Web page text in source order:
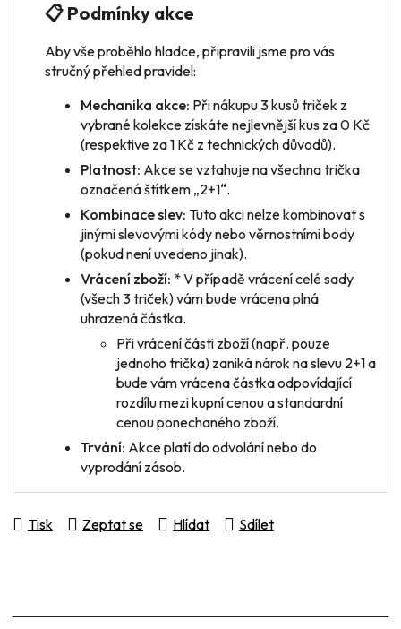
📋 Podmínky akce
Aby vše proběhlo hladce, připravili jsme pro vás
stručný přehled pravidel:
Mechanika akce: Při nákupu 3 kusů triček z
vybrané kolekce získáte nejlevnější kus za 0 Kč
(respektive za 1 Kč z technických důvodů).
Platnost: Akce se vztahuje na všechna trička
označená štítkem „2+1“.
Kombinace slev: Tuto akci nelze kombinovat s
jinými slevovými kódy nebo věrnostními body
(pokud není uvedeno jinak).
Vrácení zboží: * V případě vrácenícelé sady
(všech 3 triček) vám bude vrácena plná
uhrazená částka.
Při vráceníčásti zboží(např. pouze
jednoho trička) zaniká nárok na slevu 2+1 a
bude vám vrácena částka odpovídající
rozdílu mezi kupní cenou a standardní
cenou ponechaného zboží.
Trvání: Akce platí do odvolání nebo do
vyprodání zásob.
Tisk Zeptat se Hlídat Sdílet